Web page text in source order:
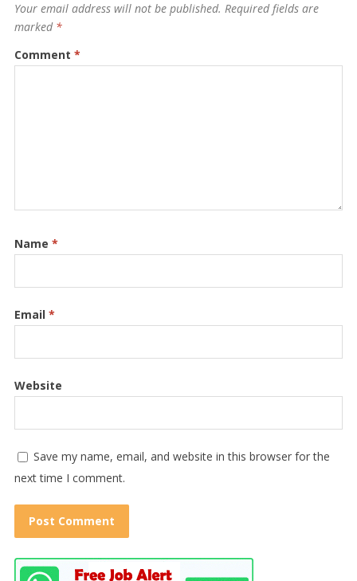
Your email address will not be published. Required fields are
marked *
Comment *
Name *
Email *
Website
Save my name, email, and website in this browser for the
next time I comment.